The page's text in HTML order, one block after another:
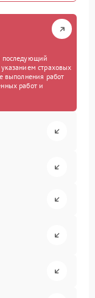
последующий
страховых
выполнения работ
работ и